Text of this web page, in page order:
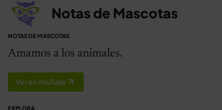
Notas de Mascotas
NOTAS DE MASCOTAS
Amamos a los animales.
Ver en YouTube
EXPLORA